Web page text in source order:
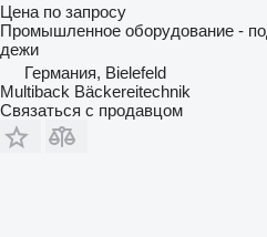
Цена по запросу
Промышленное оборудование -
дежи
Германия, Bielefeld
Multiback Bäckereitechnik
Связаться с продавцом